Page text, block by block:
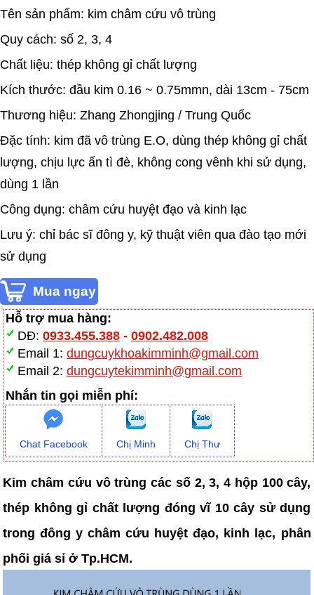
Tên sản phẩm: kim châm cứu vô trùng
Quy cách: số 2, 3, 4
Chất liệu: thép không gỉ chất lượng
Kích thước: đầu kim 0.16 ~ 0.75mmn, dài 13cm - 75cm
Thương hiệu: Zhang Zhongjing / Trung Quốc
Đặc tính: kim đã vô trùng E.O, dùng thép không gỉ chất
lượng, chịu lực ấn tì đè, không cong vênh khi sử dụng,
dùng 1 lần
Công dụng: châm cứu huyệt đạo và kinh lạc
Lưu ý: chỉ bác sĩ đông y, kỹ thuật viên qua đào tạo mới
sử dụng
Hỗ trợ mua hàng:
DĐ: 0933.455.388- 0902.482.008
Email 1: dungcuykhoakimminh@gmail.com
Email 2: dungcuytekimminh@gmail.com
Nhắn tin gọi miễn phí:
Chat Facebook Chị Minh Chị Thư
Kim châm cứu vô trùng các số 2, 3, 4 hộp 100 cây,
thép không gỉ chất lượng đóng vĩ 10 cây sử dụng
trong đông y châm cứu huyệt đạo, kinh lạc, phân
phối giá sỉ ở Tp.HCM.